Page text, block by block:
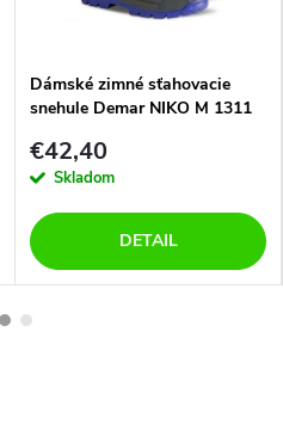
Dámské zimné sťahovacie
snehule Demar NIKO M 1311
€42,40
Skladom
DETAIL